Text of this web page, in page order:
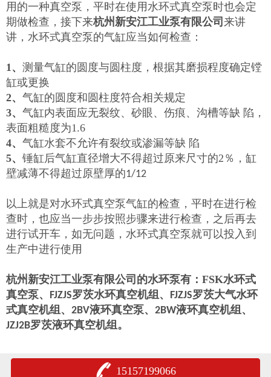
用的一种真空泵，平时在使用水环式真空泵时也会定
期做检查，接下来杭州新安江工业泵有限公司 来讲
讲，水环式真空泵的气缸应当如何检查：
1、 测量气缸的圆度与圆柱度，根据其磨损程度确定镗
缸或更换
2、 气缸的圆度和圆柱度符合相关规定
3、 气缸内表面应无裂纹、砂眼、伤痕、沟槽等缺 陷，
表面粗糙度为1.6
4、 气缸水套不允许有裂纹或渗漏等缺 陷
5、 锤缸后气缸直径增大不得超过原来尺寸的2％，缸
壁减薄不得超过原壁厚的1/12
以上就是对水环式真空泵气缸的检查，平时在进行检
查时，也应当一步步按照步骤来进行检查，之后再去
进行试开车，如无问题，水环式真空泵就可以投入到
生产中进行使用
杭州新安江工业泵有限公司的水环泵有：FSK水环式
真空泵、 FJZJS罗茨水环真空机组、 FJZJS罗茨大气水环
式真空机组、 2BV液环真空泵、 2BW液环真空机组、
JZJ2B罗茨液环真空机组。
15157199066